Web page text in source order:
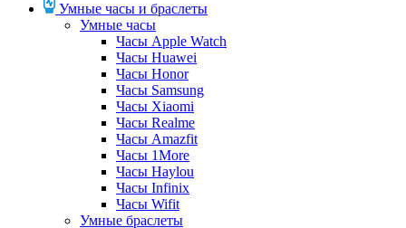
Умные часы и браслеты
Умные часы
Часы Apple Watch
Часы Huawei
Часы Honor
Часы Samsung
Часы Xiaomi
Часы Realme
Часы Amazfit
Часы 1More
Часы Haylou
Часы Infinix
Часы Wifit
Умные браслеты